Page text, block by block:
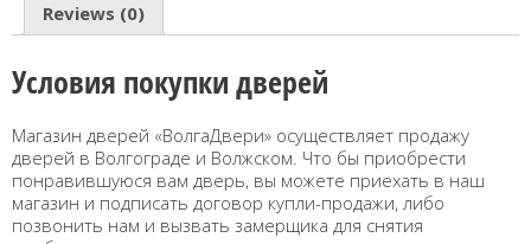
Reviews (0)
Условия покупки дверей
Магазин дверей «ВолгаДвери» осуществляет продажу
дверей в Волгограде и Волжском. Что бы приобрести
понравившуюся вам дверь, вы можете приехать в наш
магазин и подписать договор купли-продажи, либо
позвонить нам и вызвать замерщика для снятия